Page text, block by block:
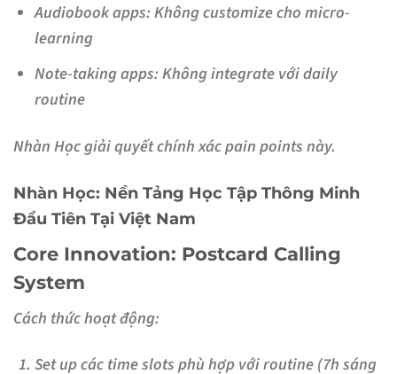
Audiobook apps: Không customize cho micro-
learning
Note-taking apps: Không integrate với daily
routine
Nhàn Học giải quyết chính xác pain points này.
Nhàn Học: Nền Tảng Học Tập Thông Minh
Đầu Tiên Tại Việt Nam
Core Innovation: Postcard Calling
System
Cách thức hoạt động:
Set up các time slotsphù hợp với routine (7h sáng